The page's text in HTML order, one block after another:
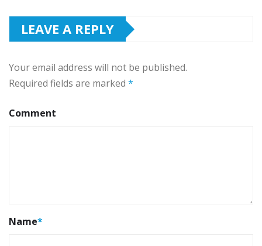
LEAVE A REPLY
Your email address will not be published.
Required fields are marked *
Comment
Name*